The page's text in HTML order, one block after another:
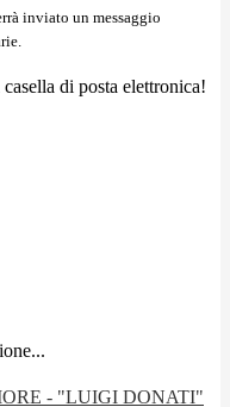
inviato un messaggio
di posta elettronica!